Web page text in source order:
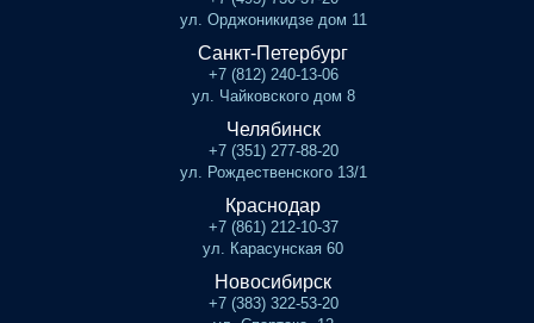
ул. Орджоникидзе дом 11
Санкт-Петербург
+7 (812) 240-13-06
ул. Чайковского дом 8
Челябинск
+7 (351) 277-88-20
ул. Рождественского 13/1
Краснодар
+7 (861) 212-10-37
ул. Карасунская 60
Новосибирск
+7 (383) 322-53-20